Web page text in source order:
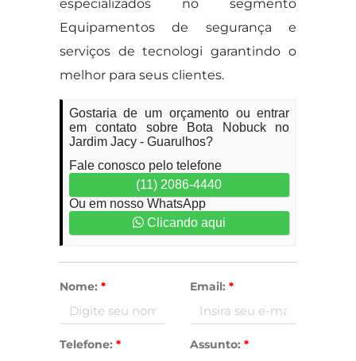
especializados no segmento
Equipamentos de segurança e
serviços de tecnologi garantindo o
melhor para seus clientes.
Gostaria de um orçamento ou entrar
em contato sobre Bota Nobuck no
Jardim Jacy - Guarulhos?
Fale conosco pelo telefone
(11) 2086-4440
Ou em nosso WhatsApp
Clicando aqui
Nome: * Email: *
Telefone: * Assunto: *